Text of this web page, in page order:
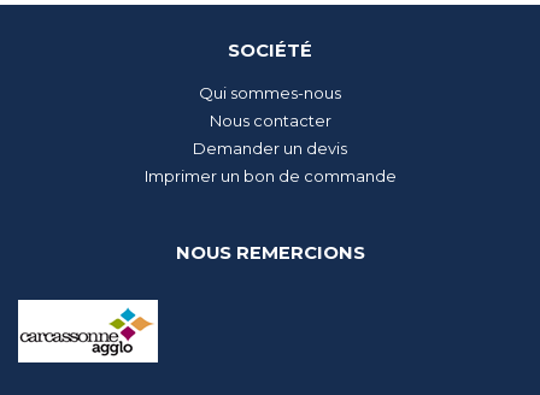
SOCIÉTÉ
Qui sommes-nous
Nous contacter
Demander un devis
Imprimer un bon de commande
NOUS REMERCIONS